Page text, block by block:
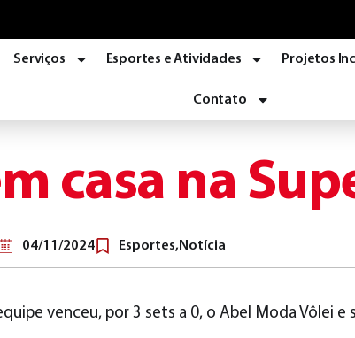
Serviços Esportes e Atividades Projetos
Contato
casa na
04/11/2024 Esportes,Notícia
venceu, por 3 sets a 0, o Abel Moda Vôlei